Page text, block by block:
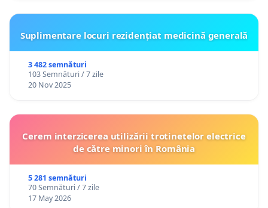
Data: 20.05.2026
Suplimentare locuri rezidențiat medicină generală
3 482 semnături
103 Semnături / 7 zile
20 Nov 2025
Cerem interzicerea utilizării trotinetelor electrice
de către minori în România
5 281 semnături
70 Semnături / 7 zile
17 May 2026